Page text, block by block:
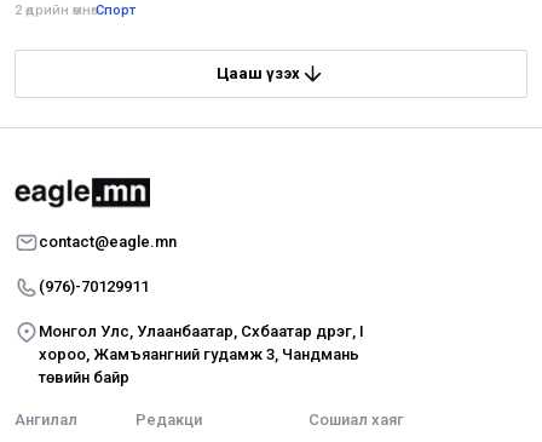
2 өдрийн өмнө•Спорт
Цааш үзэх
contact@eagle.mn
(976)-70129911
Монгол Улс, Улаанбаатар, Сүхбаатар дүүрэг, I
хороо, Жамъяангүний гудамж 3, Чандмань
төвийн байр
Ангилал Редакци Сошиал хаяг